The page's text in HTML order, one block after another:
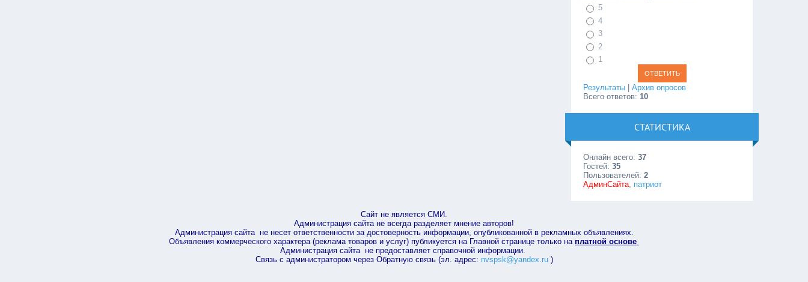
5
4
3
2
1
Результаты |Архив опросов
Всего ответов: 10
СТАТИСТИКА
Онлайн всего:37
Гостей:35
Пользователей:2
АдминСайта патриот
Сайт не является СМИ.
Администрация сайта не всегда разделяет мнение авторов!
Администрация сайта не несет ответственности за достоверность информации, опубликованной в рекламных объявлениях.
Объявления коммерческого характера (реклама товаров и услуг) публикуется на Главной странице только на платной основе
Администрация сайта не предоставляет справочной информации.
Связь с администратором через Обратную связь (эл. адрес: nvspsk@yandex.ru)